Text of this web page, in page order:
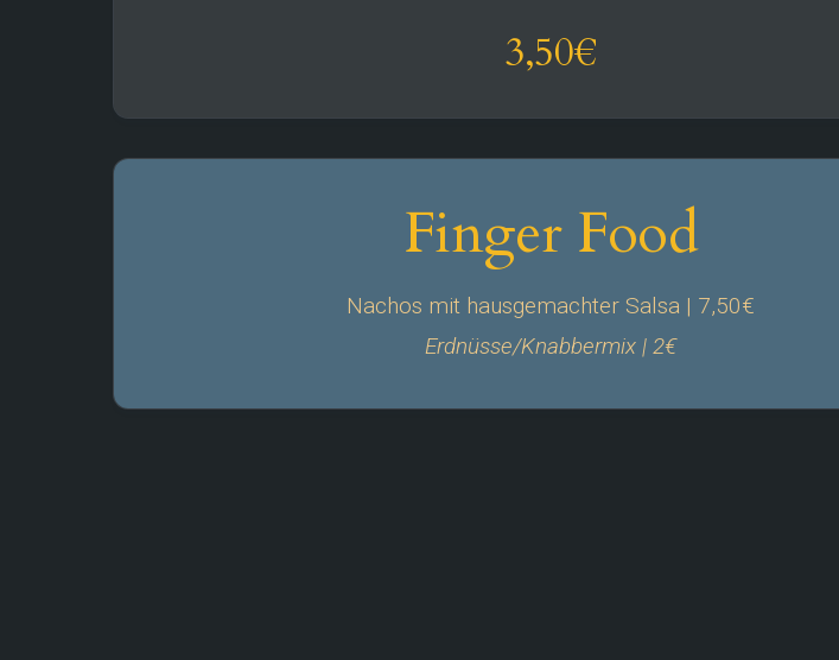
3,50€
Finger Food
Nachos mit hausgemachter Salsa | 7,50€
Erdnüsse/Knabbermix | 2€